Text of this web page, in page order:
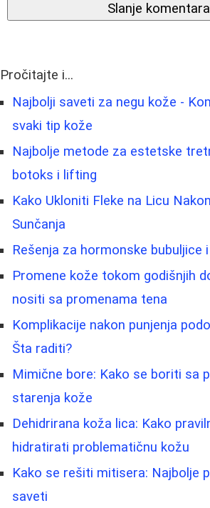
Slanje komentara
Pročitajte i...
Najbolji saveti za negu kože -
svaki tip kože
Najbolje metode za estetske
botoks i lifting
Kako Ukloniti Fleke na Licu
Sunčanja
Rešenja za hormonske bubuljice
Promene kože tokom godišnjih
nositi sa promenama tena
Komplikacije nakon punjenja
Šta raditi?
Mimične bore: Kako se boriti sa
starenja kože
Dehidrirana koža lica: Kako
hidratirati problematičnu kožu
Kako se rešiti mitisera: Najbolje
saveti